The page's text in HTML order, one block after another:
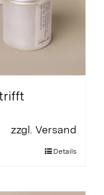
zzgl. Versand
Details